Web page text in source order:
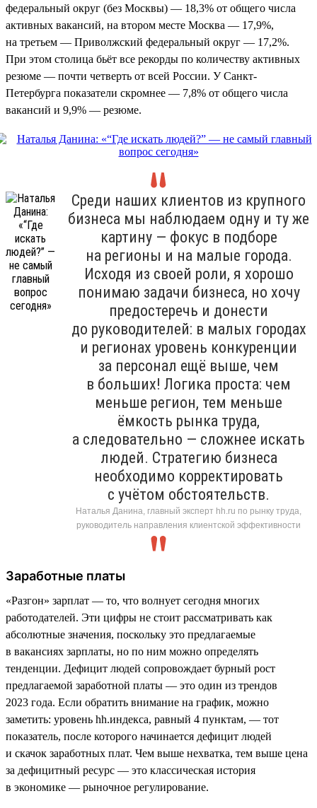
федеральный округ (без Москвы) — 18,3% от общего числа
активных вакансий, на втором месте Москва — 17,9%,
на третьем — Приволжский федеральный округ — 17,2%.
При этом столица бьёт все рекорды по количеству активных
резюме — почти четверть от всей России. У Санкт-
Петербурга показатели скромнее — 7,8% от общего числа
вакансий и 9,9% — резюме.
Среди наших клиентов из крупного
бизнеса мы наблюдаем одну и ту же
картину — фокус в подборе
на регионы и на малые города.
Исходя из своей роли, я хорошо
понимаю задачи бизнеса, но хочу
предостеречь и донести
до руководителей: в малых городах
и регионах уровень конкуренции
за персонал ещё выше, чем
в больших! Логика проста: чем
меньше регион, тем меньше
ёмкость рынка труда,
а следовательно — сложнее искать
людей. Стратегию бизнеса
необходимо корректировать
с учётом обстоятельств.
Наталья Данина, главный эксперт hh.ru по рынку труда,
руководитель направления клиентской эффективности
Заработные платы
«Разгон» зарплат — то, что волнует сегодня многих
работодателей. Эти цифры не стоит рассматривать как
абсолютные значения, поскольку это предлагаемые
в вакансиях зарплаты, но по ним можно определять
тенденции. Дефицит людей сопровождает бурный рост
предлагаемой заработной платы — это один из трендов
2023 года. Если обратить внимание на график, можно
заметить: уровень hh.индекса, равный 4 пунктам, — тот
показатель, после которого начинается дефицит людей
и скачок заработных плат. Чем выше нехватка, тем выше цена
за дефицитный ресурс — это классическая история
в экономике — рыночное регулирование.